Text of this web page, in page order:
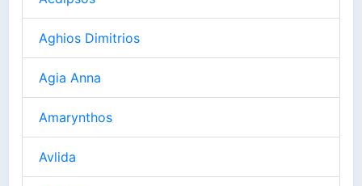
Aghios Dimitrios
Agia Anna
Amarynthos
Avlida